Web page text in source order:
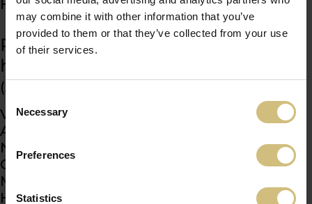
may combine it with other information that you’ve
provided to them or that they’ve collected from your use
of their services.
Selection
Necessary
Preferences
Statistics
HYLDGAARD
Præsentation af
halvårsregnskabet 2022
(AUGUST 2022)
VED CEO
ANDERS H.
NØRGAARD
OG CFO
MICHAEL
HYLDGAARD